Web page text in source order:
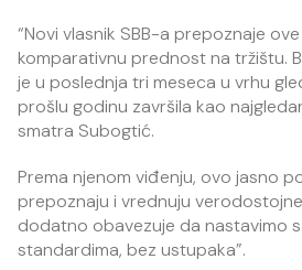
“Novi vlasnik SBB-a prepoznaje
komparativnu prednost na tržištu.
je u poslednja tri meseca u vrhu
prošlu godinu završila kao
smatra Subogtić.
Prema njenom viđenju, ovo jasno
prepoznaju i vrednuju
dodatno obavezuje da nastavimo
standardima, bez ustupaka”.